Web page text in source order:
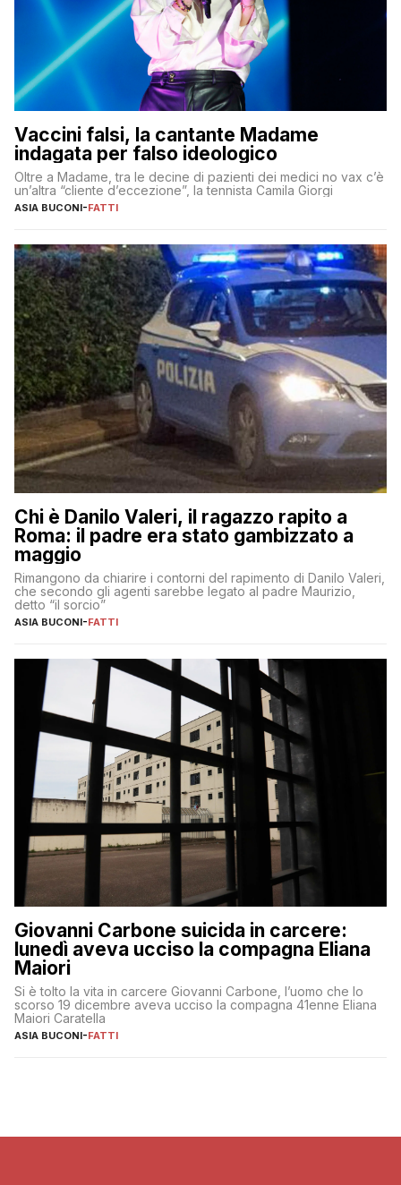
Vaccini falsi, la cantante Madame
indagata per falso ideologico
Oltre a Madame, tra le decine di pazienti dei medici no vax c’è
un’altra “cliente d’eccezione”, la tennista Camila Giorgi
ASIA BUCONI-FATTI
Chi è Danilo Valeri, il ragazzo rapito a
Roma: il padre era stato gambizzato a
maggio
Rimangono da chiarire i contorni del rapimento di Danilo Valeri,
che secondo gli agenti sarebbe legato al padre Maurizio,
detto “il sorcio”
ASIA BUCONI-FATTI
Giovanni Carbone suicida in carcere:
lunedì aveva ucciso la compagna Eliana
Maiori
Si è tolto la vita in carcere Giovanni Carbone, l’uomo che lo
scorso 19 dicembre aveva ucciso la compagna 41enne Eliana
Maiori Caratella
ASIA BUCONI-FATTI